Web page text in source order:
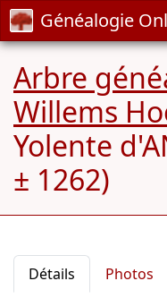
Généalogie
Arbre
Willems
Yolente
± 1262)
Détails Photos